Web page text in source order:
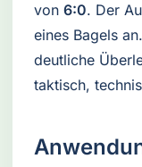
von 6:0. Der
eines Bagels
deutliche
taktisch,